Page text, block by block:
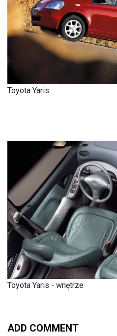
Toyota Yaris
Toyota Yaris - wnętrze
ADD COMMENT